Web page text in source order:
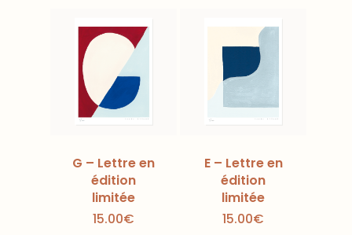
G – Lettre en
édition
limitée
15.00€
E – Lettre en
édition
limitée
15.00€